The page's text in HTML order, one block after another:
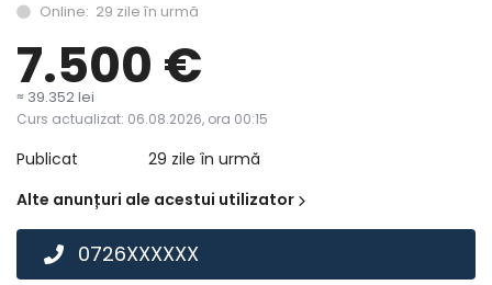
Online: 29 zile în urmă
7.500 €
≈ 39.352 lei
Curs actualizat: 06.08.2026, ora 00:15
Publicat
29 zile în urmă
Alte anunțuri ale acestui utilizator
0726XXXXXX